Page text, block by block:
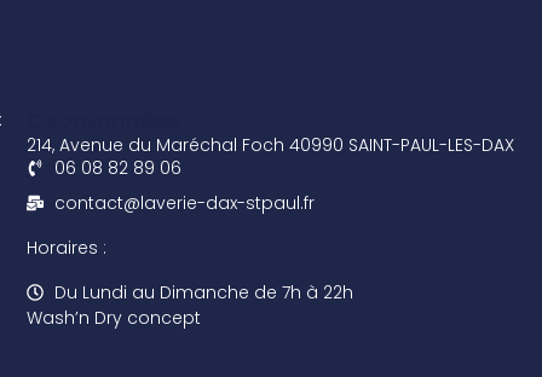
214, Avenue du Maréchal Foch 40990 SAINT-PAUL-LES-DAX
06 08 82 89 06
contact@laverie-dax-stpaul.fr
Horaires :
Du Lundi au Dimanche de 7h à 22h
Wash’n Dry concept